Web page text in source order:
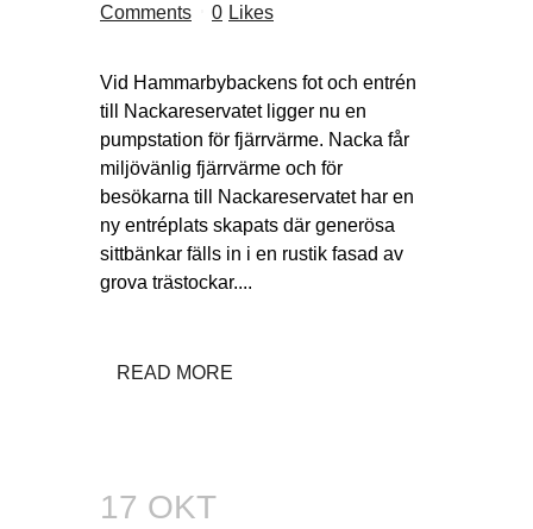
Comments
0 Likes
Vid Hammarbybackens fot och entrén
till Nackareservatet ligger nu en
pumpstation för fjärrvärme. Nacka får
miljövänlig fjärrvärme och för
besökarna till Nackareservatet har en
ny entréplats skapats där generösa
sittbänkar fälls in i en rustik fasad av
grova trästockar....
READ MORE
17 OKT